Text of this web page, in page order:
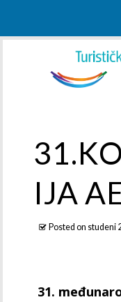
IJA
Posted on studeni
31.